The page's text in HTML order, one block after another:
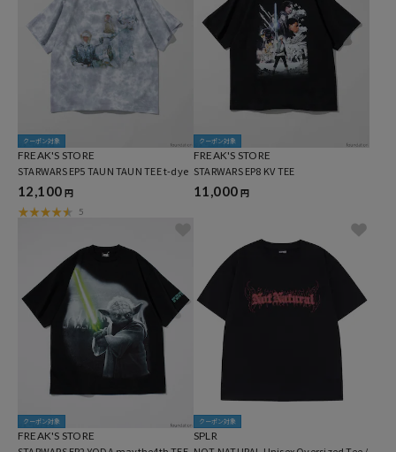
クーポン対象
FREAK'S STORE
STARWARS EP5 TAUN TAUN TEE t-dye
12,100 円
5
クーポン対象
FREAK'S STORE
STARWARS EP8 KV TEE
11,000 円
クーポン対象
FREAK'S STORE
クーポン対象
SPLR